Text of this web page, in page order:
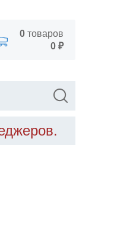
0товаров
0 ₽